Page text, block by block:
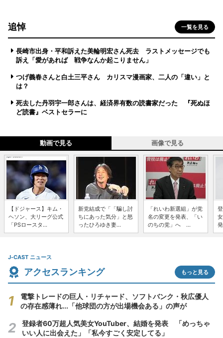
追悼 一覧を見る
長崎市出身・平和訴えた美輪明宏さん死去 ラストメッセージでも
訴え「愛があれば 戦争なんか起こりません」
つげ義春さんと白土三平さん カリスマ漫画家、二人の「違い」と
は？
死去した丹羽宇一郎さんは、経済界有数の読書家だった 『死ぬほ
ど読書』ベストセラーに
動画で見る 画像で見る
【ドジャース】キム・
ヘソン、大リーグ公式
「PSロースタ...
新党結成で「「騙し討
ちにあった気分」と怒
ったひろゆき妻...
「れいわ新選組」が党
名の変更を発表、「い
のちの党」へ ...
J-CAST ニュース
アクセスランキング もっと見る
電撃トレードの巨人・リチャード、ソフトバンク・秋広優人
の存在感薄れ...「他球団の方が出場機会ある」の声が
登録者60万超人気美女YouTuber、結婚を発表 「めっちゃ
いい人に出会えた」「私今すごく安定してる」